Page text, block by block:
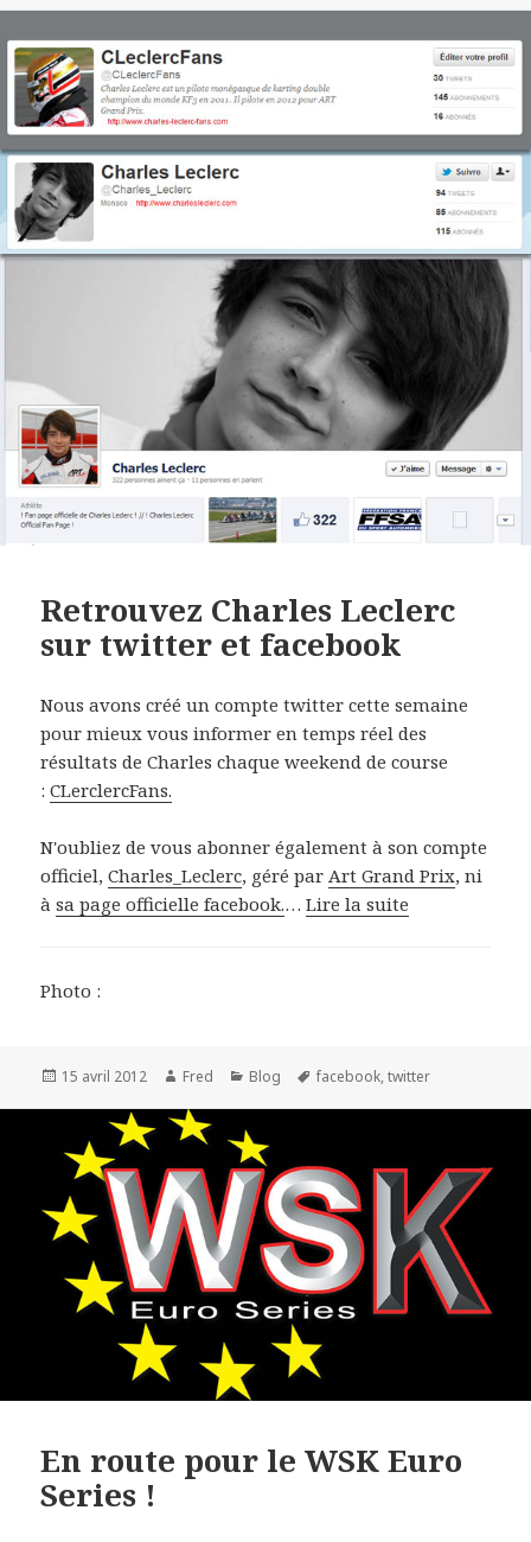
Retrouvez Charles Leclerc
sur twitter et facebook
Nous avons créé un compte twitter cette semaine
pour mieux vous informer en temps réel des
résultats de Charles chaque weekend de course
:CLerclercFans.
N'oubliez de vous abonner également à son compte
officiel,Charles_Leclerc, géré parArt Grand Prix, ni
àsa page officielle facebook.…Lire la suite
Photo :
Publié
15 avril 2012 Auteur
Fred Catégories
Blog
Mots-
facebook,twitter
En route pour le WSK Euro
Series !